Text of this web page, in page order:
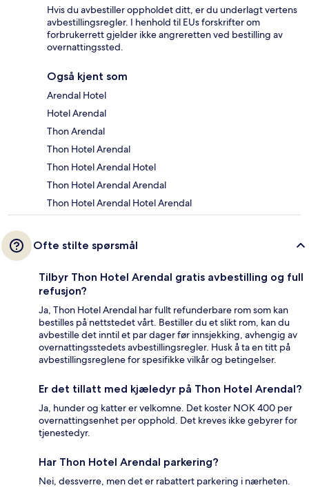
Hvis du avbestiller oppholdet ditt, er du underlagt vertens
avbestillingsregler. I henhold til EUs forskrifter om
forbrukerrett gjelder ikke angreretten ved bestilling av
overnattingssted.
Også kjent som
Arendal Hotel
Hotel Arendal
Thon Arendal
Thon Hotel Arendal
Thon Hotel Arendal Hotel
Thon Hotel Arendal Arendal
Thon Hotel Arendal Hotel Arendal
Ofte stilte spørsmål
Tilbyr Thon Hotel Arendal gratis avbestilling og full
refusjon?
Ja, Thon Hotel Arendal har fullt refunderbare rom som kan
bestilles på nettstedet vårt. Bestiller du et slikt rom, kan du
avbestille det inntil et par dager før innsjekking, avhengig av
overnattingsstedets avbestillingsregler. Husk å ta en titt på
avbestillingsreglene for spesifikke vilkår og betingelser.
Er det tillatt med kjæledyr på Thon Hotel Arendal?
Ja, hunder og katter er velkomne. Det koster NOK 400 per
overnattingsenhet per opphold. Det kreves ikke gebyrer for
tjenestedyr.
Har Thon Hotel Arendal parkering?
Nei, dessverre, men det er rabattert parkering i nærheten.